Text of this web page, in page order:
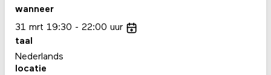
wanneer
31 mrt 19:30 22:00 uur
taal
Nederlands
locatie